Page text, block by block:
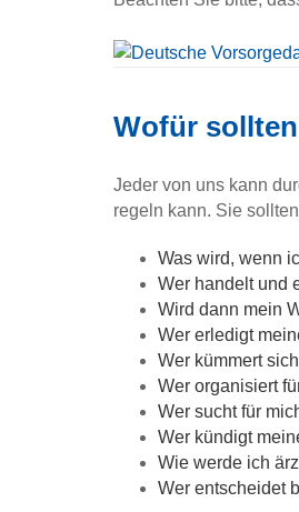
Wofür
Jeder von uns kann
regeln kann. Sie
Was wird, wenn
Wer handelt und
Wird dann mein
Wer erledigt
Wer kümmert
Wer organisiert
Wer sucht für
Wer kündigt
Wie werde ich
Wer entscheidet